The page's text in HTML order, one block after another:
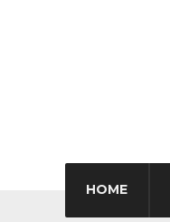
HOME